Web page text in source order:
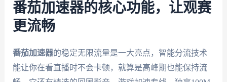
番茄加速器的核心功能，让观赛
更流畅
番茄加速器的稳定无限流量是一大亮点，智能分流技术
能让你在看直播时不会卡顿，就算是高峰期也能保持流